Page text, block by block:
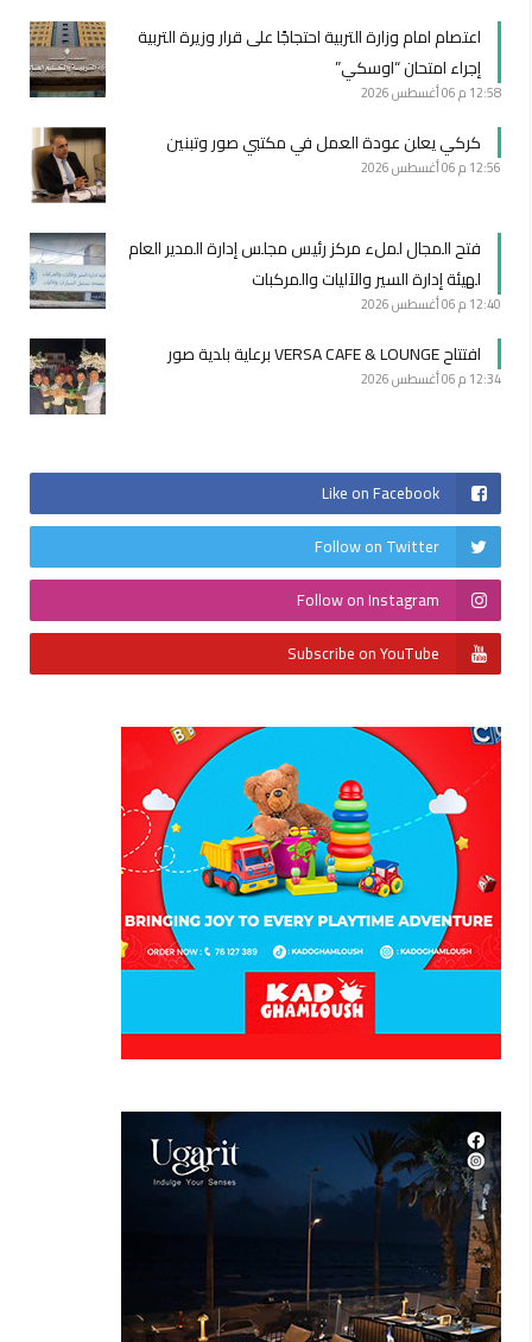
اعتصام امام وزارة التربية احتجاجًا على قرار وزيرة التربية
إجراء امتحان “اوسكي”
12:58 م 06 أغسطس 2026
كركي يعلن عودة العمل في مكتبي صور وتبنين
12:56 م 06 أغسطس 2026
فتح المجال لملء مركز رئيس مجلس إدارة المدير العام
لهيئة إدارة السير والآليات والمركبات
12:40 م 06 أغسطس 2026
افتتاح VERSA CAFE & LOUNGE برعاية بلدية صور
12:34 م 06 أغسطس 2026
Like on Facebook
Follow on Twitter
Follow on Instagram
Subscribe on YouTube